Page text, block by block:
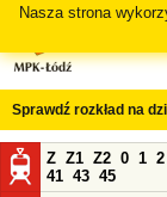
Nasza strona
Sprawdź rozkład na
Z Z1 Z2 0 1 2
41 43 45